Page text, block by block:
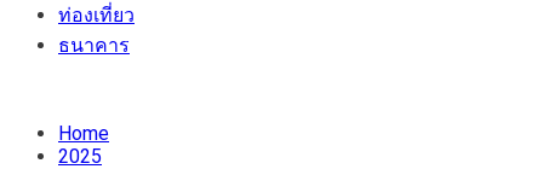
ท่องเที่ยว
ธนาคาร
Home
2025